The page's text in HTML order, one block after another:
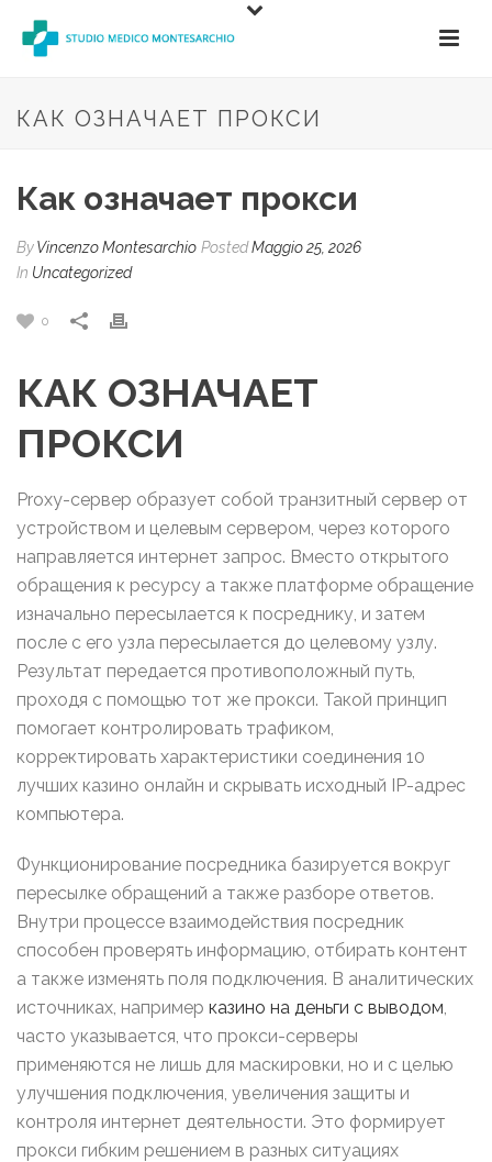
КАК ОЗНАЧАЕТ ПРОКСИ
Как означает прокси
ByVincenzo Montesarchio PostedMaggio 25, 2026
In Uncategorized
0
КАК ОЗНАЧАЕТ
ПРОКСИ
Proxy-сервер образует собой транзитный сервер от
устройством и целевым сервером, через которого
направляется интернет запрос. Вместо открытого
обращения к ресурсу а также платформе обращение
изначально пересылается к посреднику, и затем
после с его узла пересылается до целевому узлу.
Результат передается противоположный путь,
проходя с помощью тот же прокси. Такой принцип
помогает контролировать трафиком,
корректировать характеристики соединения 10
лучших казино онлайн и скрывать исходный IP-адрес
компьютера.
Функционирование посредника базируется вокруг
пересылке обращений а также разборе ответов.
Внутри процессе взаимодействия посредник
способен проверять информацию, отбирать контент
а также изменять поля подключения. В аналитических
источниках, например казино на деньги с выводом,
часто указывается, что прокси-серверы
применяются не лишь для маскировки, но и с целью
улучшения подключения, увеличения защиты и
контроля интернет деятельности. Это формирует
прокси гибким решением в разных ситуациях